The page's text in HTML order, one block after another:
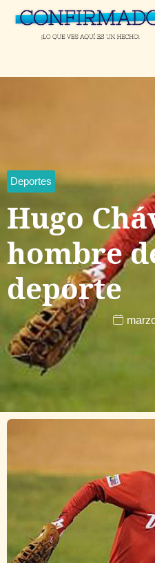
Deportes
Hugo
hombre
deporte